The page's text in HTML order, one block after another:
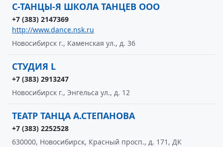
С-ТАНЦЫ-Я ШКОЛА ТАНЦЕВ ООО
+7 (383) 2147369
http://www.dance.nsk.ru
Новосибирск г., Каменская ул., д. 36
СТУДИЯ L
+7 (383) 2913247
Новосибирск г., Энгельса ул., д. 12
ТЕАТР ТАНЦА А.СТЕПАНОВА
+7 (383) 2252528
630000, Новосибирск, Красный просп., д. 171, ДК